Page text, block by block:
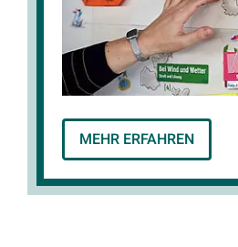
MEHR ERFAHREN